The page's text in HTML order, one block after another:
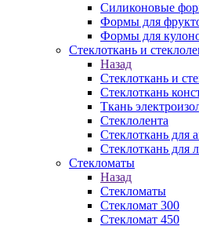
Силиконовые
Формы для
Формы для
Стеклоткань и
Назад
Стеклоткань и
Стеклоткань
Ткань
Стеклолента
Стеклоткань для
Стеклоткань для
Стекломаты
Назад
Стекломаты
Стекломат 300
Стекломат 450